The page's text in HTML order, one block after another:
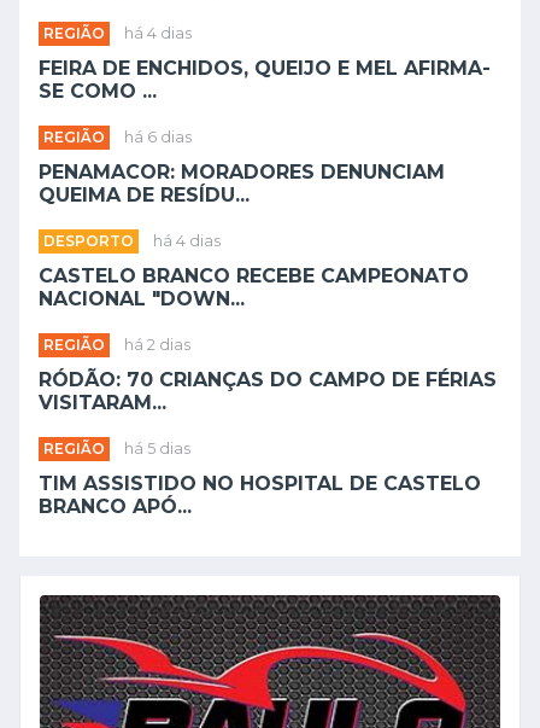
REGIÃO há 4 dias
FEIRA DE ENCHIDOS, QUEIJO E MEL AFIRMA-
SE COMO ...
REGIÃO há 6 dias
PENAMACOR: MORADORES DENUNCIAM
QUEIMA DE RESÍDU...
DESPORTO há 4 dias
CASTELO BRANCO RECEBE CAMPEONATO
NACIONAL "DOWN...
REGIÃO há 2 dias
RÓDÃO: 70 CRIANÇAS DO CAMPO DE FÉRIAS
VISITARAM...
REGIÃO há 5 dias
TIM ASSISTIDO NO HOSPITAL DE CASTELO
BRANCO APÓ...